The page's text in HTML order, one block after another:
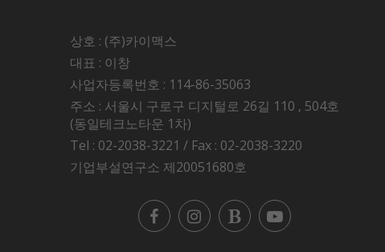
상호 : (주)카이맥스
대표 : 이창
사업자등록번호 : 114-86-35063
주소 : 서울시 구로구 디지털로 26길 110 , 504호
(동일테크노타운 1차)
Tel : 02-2038-3221 / Fax : 02-2038-3220
기업부설연구소 제20051680호